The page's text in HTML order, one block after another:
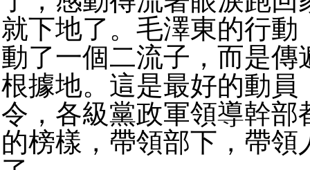
就下地了。毛澤東的行動
動了一個二流子，而是傳
根據地。這是最好的動員
令，各級黨政軍領導幹部
的榜樣，帶領部下，帶領